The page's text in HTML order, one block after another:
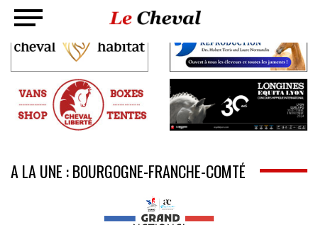
A LA UNE : BOURGOGNE-FRANCHE-COMTÉ